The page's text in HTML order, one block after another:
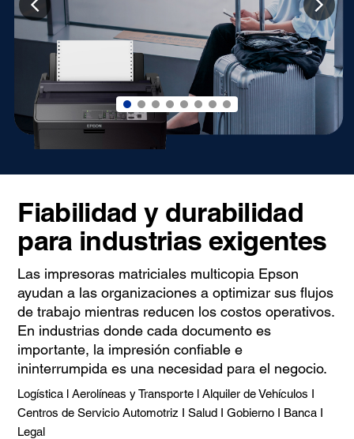
Fiabilidad y durabilidad
para industrias exigentes
Las impresoras matriciales multicopia Epson
ayudan a las organizaciones a optimizar sus flujos
de trabajo mientras reducen los costos operativos.
En industrias donde cada documento es
importante, la impresión confiable e
ininterrumpida es una necesidad para el negocio.
Logística l Aerolíneas y Transporte l Alquiler de Vehículos I
Centros de Servicio Automotriz I Salud I Gobierno I Banca I
Legal